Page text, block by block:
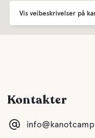
Mat og drikke
Lake
Vis veibeskrivelser på
Kontakter